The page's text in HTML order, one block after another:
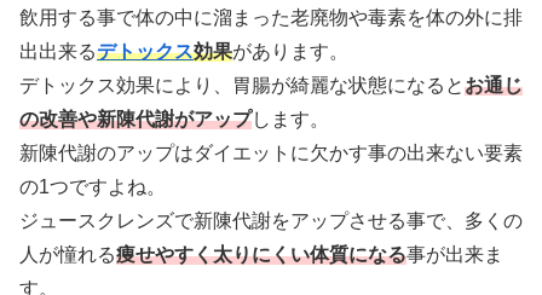
飲用する事で体の中に溜まった老廃物や毒素を体の外に排
出出来るデトックス効果があります。
デトックス効果により、胃腸が綺麗な状態になるとお通じ
の改善や新陳代謝がアップします。
新陳代謝のアップはダイエットに欠かす事の出来ない要素
の1つですよね。
ジュースクレンズで新陳代謝をアップさせる事で、多くの
人が憧れる痩せやすく太りにくい体質になる事が出来ま
す。